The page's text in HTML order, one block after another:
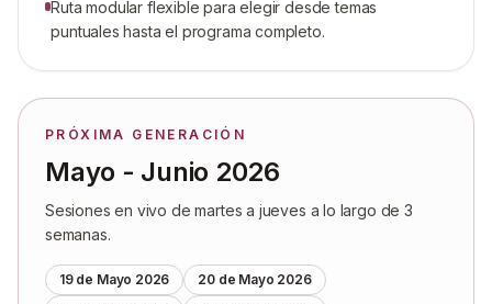
Ruta modular flexible para elegir desde temas
puntuales hasta el programa completo.
PRÓXIMA GENERACIÓN
Mayo - Junio 2026
Sesiones en vivo de martes a jueves a lo largo de 3
semanas.
19 de Mayo 2026
20 de Mayo 2026